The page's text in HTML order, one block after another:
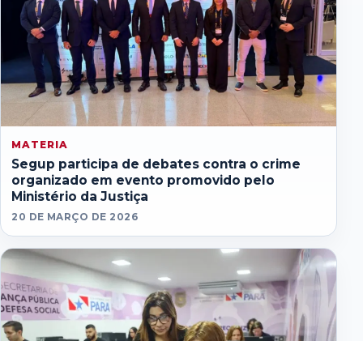
MATERIA
Segup participa de debates contra o crime
organizado em evento promovido pelo
Ministério da Justiça
20 DE MARÇO DE 2026